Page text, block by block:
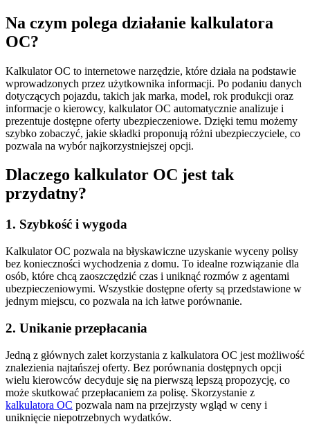
Na czym polega działanie kalkulatora
OC?
Kalkulator OC to internetowe narzędzie, które działa na podstawie
wprowadzonych przez użytkownika informacji. Po podaniu danych
dotyczących pojazdu, takich jak marka, model, rok produkcji oraz
informacje o kierowcy, kalkulator OC automatycznie analizuje i
prezentuje dostępne oferty ubezpieczeniowe. Dzięki temu możemy
szybko zobaczyć, jakie składki proponują różni ubezpieczyciele, co
pozwala na wybór najkorzystniejszej opcji.
Dlaczego kalkulator OC jest tak
przydatny?
1. Szybkość i wygoda
Kalkulator OC pozwala na błyskawiczne uzyskanie wyceny polisy
bez konieczności wychodzenia z domu. To idealne rozwiązanie dla
osób, które chcą zaoszczędzić czas i uniknąć rozmów z agentami
ubezpieczeniowymi. Wszystkie dostępne oferty są przedstawione w
jednym miejscu, co pozwala na ich łatwe porównanie.
2. Unikanie przepłacania
Jedną z głównych zalet korzystania z kalkulatora OC jest możliwość
znalezienia najtańszej oferty. Bez porównania dostępnych opcji
wielu kierowców decyduje się na pierwszą lepszą propozycję, co
może skutkować przepłacaniem za polisę. Skorzystanie z
kalkulatora OC pozwala nam na przejrzysty wgląd w ceny i
uniknięcie niepotrzebnych wydatków.